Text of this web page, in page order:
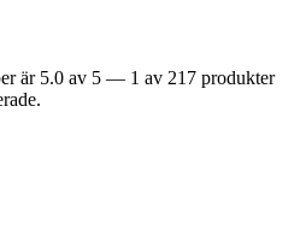
är 5.0 av 5 — 1 av 217 produkter